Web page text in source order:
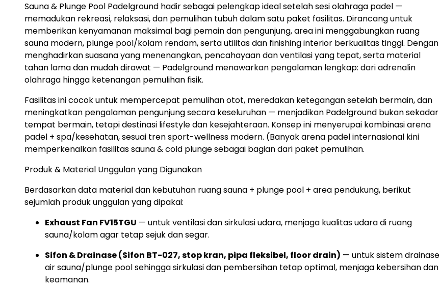
Sauna & Plunge Pool Padelground hadir sebagai pelengkap ideal setelah sesi olahraga padel —
memadukan rekreasi, relaksasi, dan pemulihan tubuh dalam satu paket fasilitas. Dirancang untuk
memberikan kenyamanan maksimal bagi pemain dan pengunjung, area ini menggabungkan ruang
sauna modern, plunge pool/kolam rendam, serta utilitas dan finishing interior berkualitas tinggi. Dengan
menghadirkan suasana yang menenangkan, pencahayaan dan ventilasi yang tepat, serta material
tahan lama dan mudah dirawat — Padelground menawarkan pengalaman lengkap: dari adrenalin
olahraga hingga ketenangan pemulihan fisik.
Fasilitas ini cocok untuk mempercepat pemulihan otot, meredakan ketegangan setelah bermain, dan
meningkatkan pengalaman pengunjung secara keseluruhan — menjadikan Padelground bukan sekadar
tempat bermain, tetapi destinasi lifestyle dan kesejahteraan. Konsep ini menyerupai kombinasi arena
padel + spa/kesehatan, sesuai tren sport-wellness modern. (Banyak arena padel internasional kini
memperkenalkan fasilitas sauna & cold plunge sebagai bagian dari paket pemulihan.
Produk & Material Unggulan yang Digunakan
Berdasarkan data material dan kebutuhan ruang sauna + plunge pool + area pendukung, berikut
sejumlah produk unggulan yang dipakai:
Exhaust Fan FV15TGU — untuk ventilasi dan sirkulasi udara, menjaga kualitas udara di ruang
sauna/kolam agar tetap sejuk dan segar.
Sifon & Drainase (Sifon BT-027, stop kran, pipa fleksibel, floor drain) — untuk sistem drainase
air sauna/plunge pool sehingga sirkulasi dan pembersihan tetap optimal, menjaga kebersihan dan
keamanan.